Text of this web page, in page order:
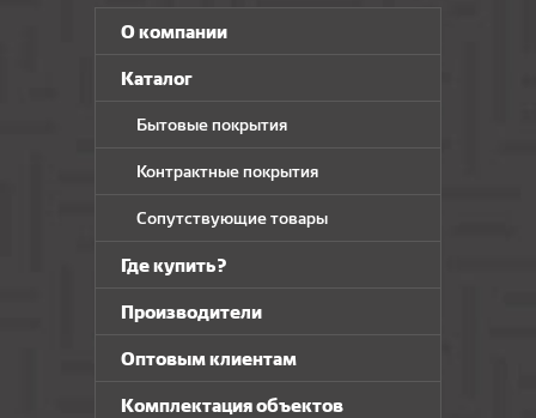
О компании
Каталог
Бытовые покрытия
Контрактные покрытия
Сопутствующие товары
Где купить?
Производители
Оптовым клиентам
Комплектация объектов